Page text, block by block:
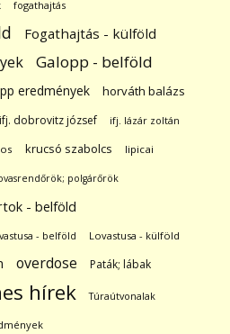
fogathajtás
Fogathajtás - külföld
Galopp - belföld
eredmények horváth balázs
ifj. dobrovitz józsef ifj. lázár zoltán
krucsó szabolcs lipicai
polgárőrök
- belföld
- belföld Lovastusa - külföld
overdose Paták; lábak
hírek Túraútvonalak